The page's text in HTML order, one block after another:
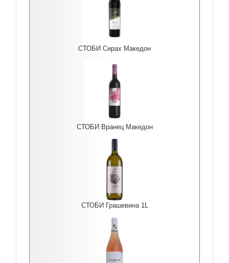
СТОБИ Сирах Македон
СТОБИ Вранец Македон
СТОБИ Грашевина 1L